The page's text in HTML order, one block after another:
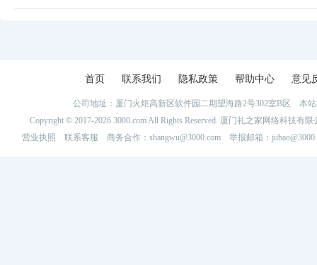
首页 联系我们 隐私政策 帮助中心 意见
公司地址：厦门火炬高新区软件园二期望海路2号302室B区 本
Copyright © 2017-2026 3000.com All Rights Reserved. 厦门礼之家网络科技
营业执照
联系客服 商务合作：shangwu@3000.com 举报邮箱：